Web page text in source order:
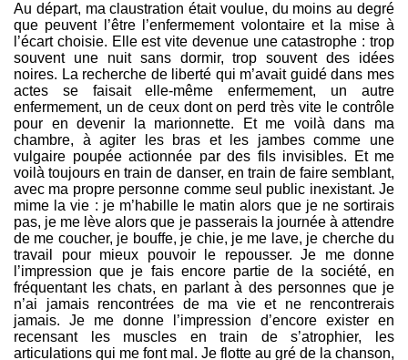
Au départ, ma claustration était voulue, du moins au degré
que peuvent l’être l’enfermement volontaire et la mise à
l’écart choisie. Elle est vite devenue une catastrophe : trop
souvent une nuit sans dormir, trop souvent des idées
noires. La recherche de liberté qui m’avait guidé dans mes
actes se faisait elle-même enfermement, un autre
enfermement, un de ceux dont on perd très vite le contrôle
pour en devenir la marionnette. Et me voilà dans ma
chambre, à agiter les bras et les jambes comme une
vulgaire poupée actionnée par des fils invisibles. Et me
voilà toujours en train de danser, en train de faire semblant,
avec ma propre personne comme seul public inexistant. Je
mime la vie : je m’habille le matin alors que je ne sortirais
pas, je me lève alors que je passerais la journée à attendre
de me coucher, je bouffe, je chie, je me lave, je cherche du
travail pour mieux pouvoir le repousser. Je me donne
l’impression que je fais encore partie de la société, en
fréquentant les chats, en parlant à des personnes que je
n’ai jamais rencontrées de ma vie et ne rencontrerais
jamais. Je me donne l’impression d’encore exister en
recensant les muscles en train de s’atrophier, les
articulations qui me font mal. Je flotte au gré de la chanson,